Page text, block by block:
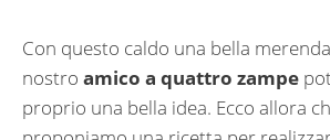
Con questo caldo una bella
nostro amico a quattro zampe
proprio una bella idea. Ecco allora